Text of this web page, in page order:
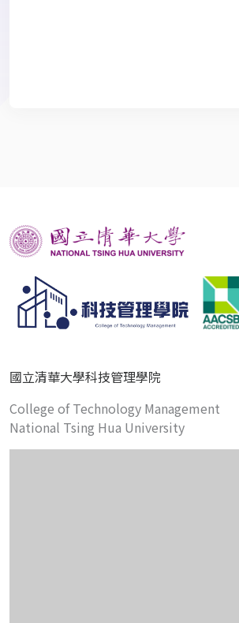
國立清華大學科技管理學院
College of Technology Management
National Tsing Hua University